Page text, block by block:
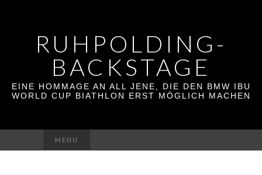
RUHPOLDING-
BACKSTAGE
EINE HOMMAGE AN ALL JENE, DIE DEN BMW IBU
WORLD CUP BIATHLON ERST MÖGLICH MACHEN
MENU
nach: